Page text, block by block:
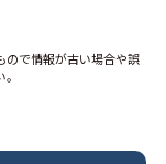
で情報が古い場合や誤